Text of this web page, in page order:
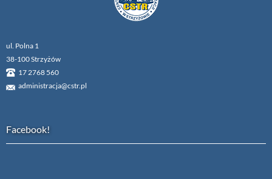
ul. Polna 1
38-100 Strzyżów
17 2768 560
administracja@cstr.pl
Facebook!